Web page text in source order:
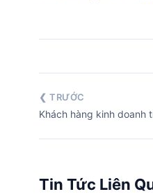
❮ TRƯỚC
Khách hàng kinh doanh
Tin Tức Liên